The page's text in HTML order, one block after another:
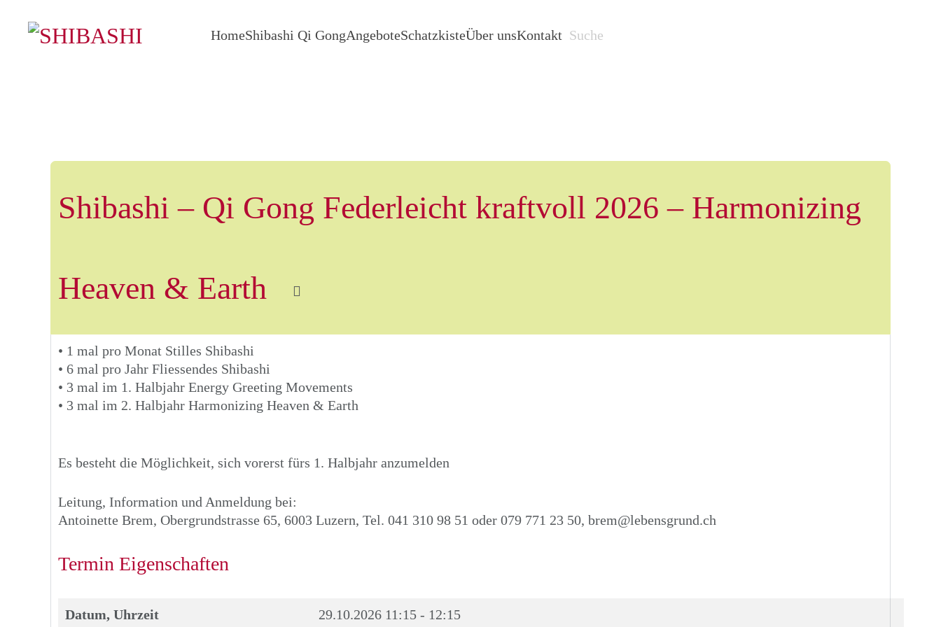
Zum Hauptinhalt springen HomeShibashi Qi GongAngeboteSchatzkisteÜber unsKontakt
Shibashi – Qi Gong Federleicht kraftvoll 2026 – Harmonizing
Heaven & Earth
• 1 mal pro Monat Stilles Shibashi
• 6 mal pro Jahr Fliessendes Shibashi
• 3 mal im 1. Halbjahr Energy Greeting Movements
• 3 mal im 2. Halbjahr Harmonizing Heaven & Earth
Es besteht die Möglichkeit, sich vorerst fürs 1. Halbjahr anzumelden
Leitung, Information und Anmeldung bei:
Antoinette Brem, Obergrundstrasse 65, 6003 Luzern, Tel. 041 310 98 51 oder 079 771 23 50, brem@lebensgrund.ch
Termin Eigenschaften
Datum, Uhrzeit 29.10.2026 11:15 - 12:15